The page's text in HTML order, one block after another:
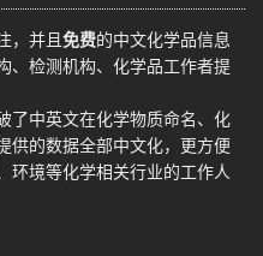
，并且 免费的中文化学品信息
、检测机构、化学品工作者提
了中英文在化学物质命名、化
供的数据全部中文化，更方便
环境等化学相关行业的工作人